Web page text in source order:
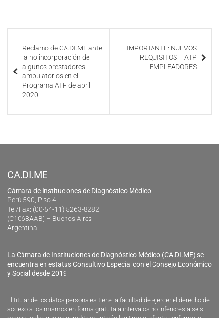
Reclamo de CA.DI.ME ante
la no incorporación de
algunos prestadores
ambulatorios en el
Programa ATP de abril
2020
IMPORTANTE: NUEVOS
REQUISITOS – ATP
EMPLEADORES
CA.DI.ME
Cámara de Instituciones de Diagnóstico Médico
Perú 590, Piso 4
Tel/Fax: (00-54-11) 5263-8282
(C1068AAB) – Buenos Aires
Argentina
La Cámara de Instituciones de Diagnóstico Médico (CA.DI.ME) se
encuentra en estatus Consultivo Especial con el Consejo Económico
y Social desde 2019
El titular de los datos personales tiene la facultad de ejercer el derecho de
acceso a los mismos en forma gratuita a intervalos no inferiores a seis